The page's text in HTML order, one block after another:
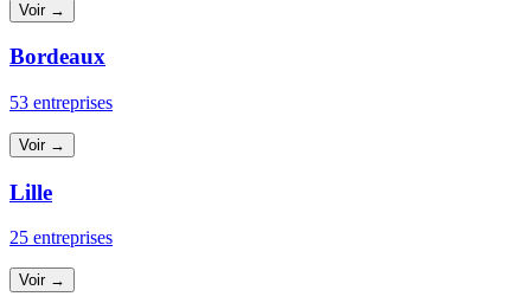
Voir →
Bordeaux
53 entreprises
Voir →
Lille
25 entreprises
Voir →